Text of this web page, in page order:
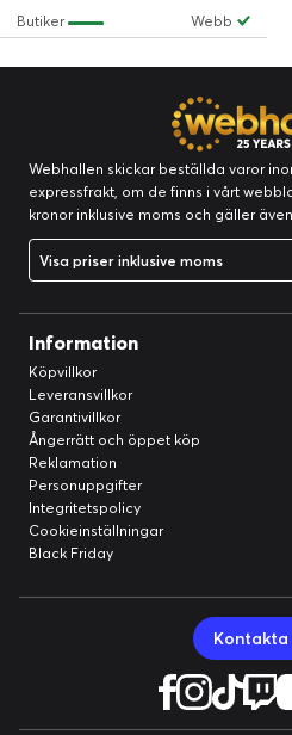
Webb
Butiker
Webhallen skickar beställda varor
expressfrakt, om de finns i vårt
kronor inklusive moms och gäller
Visa priser inklusive moms
Information
Köpvillkor
Leveransvillkor
Garantivillkor
Ångerrätt och öppet köp
Reklamation
Personuppgifter
Integritetspolicy
Cookieinställningar
Black Friday
Kontakta